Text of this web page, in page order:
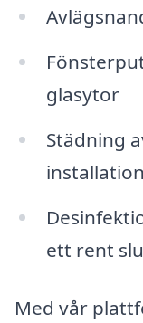
glasytor
Städning
installation
ett rent
Med vår